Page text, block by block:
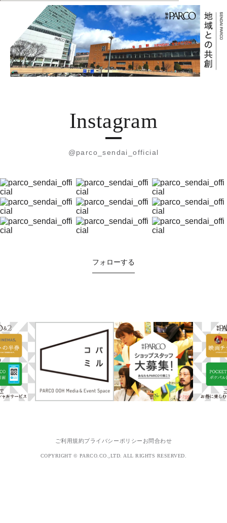
Instagram
@parco_sendai_official
フォローする
ご利用規約プライバシーポリシー お問合わせ
COPYRIGHT © PARCO.CO.,LTD. ALL RIGHTS RESERVED.